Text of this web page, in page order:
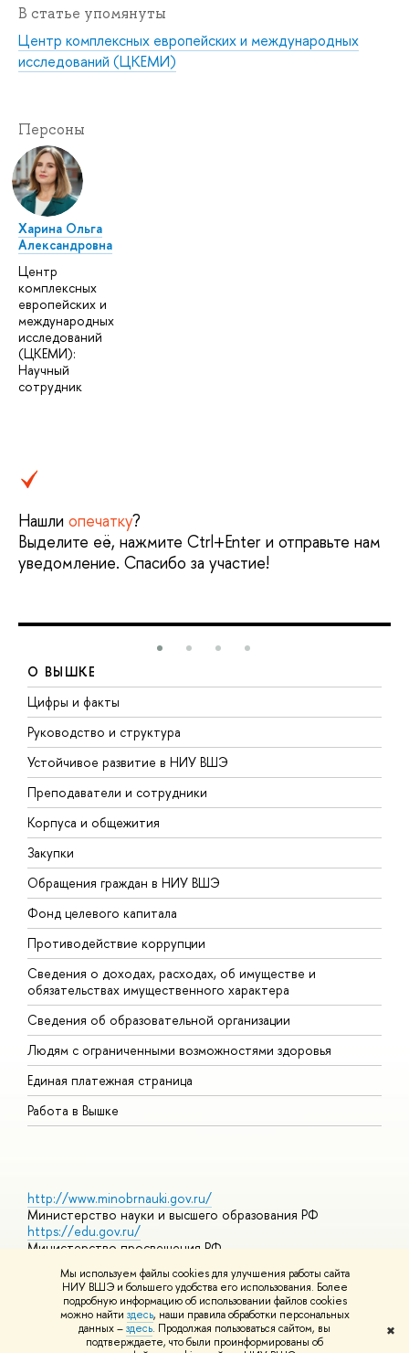
Мы используем файлы cookies для улучшения работы сайта
НИУ ВШЭ и большего удобства его использования. Более
подробную информацию об использовании файлов cookies
можно найти здесь, наши правила обработки персональных
данных –здесь. Продолжая пользоваться сайтом, вы
подтверждаете, что были проинформированы об
✖
В статье упомянуты
Центр комплексных европейских и международных
исследований (ЦКЕМИ)
Персоны
Харина Ольга
Александровна
Центр
комплексных
европейских и
международных
исследований
(ЦКЕМИ):
Научный
сотрудник
Нашли опечатку?
Выделите её, нажмите Ctrl+Enter и отправьте нам
уведомление. Спасибо за участие!
О ВЫШКЕ
Цифры и факты
Руководство и структура
Устойчивое развитие в НИУ ВШЭ
Преподаватели и сотрудники
Корпуса и общежития
Закупки
Обращения граждан в НИУ ВШЭ
Фонд целевого капитала
Противодействие коррупции
Сведения о доходах, расходах, об имуществе и
обязательствах имущественного характера
Сведения об образовательной организации
Людям с ограниченными возможностями здоровья
Единая платежная страница
Работа в Вышке
http://www.minobrnauki.gov.ru/
Министерство науки и высшего образования РФ
https://edu.gov.ru/
Министерство просвещения РФ
https://elearning.hse.ru/mooc
Массовые открытые онлайн-курсы
© НИУ ВШЭ 1993–2026 Адреса и контактыУсловия
использования материалов Политика конфиденциальности